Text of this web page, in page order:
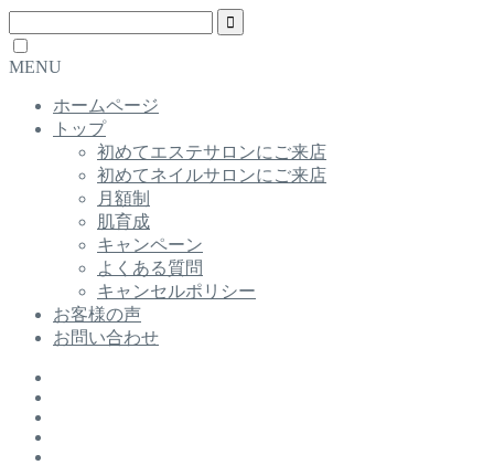
MENU
ホームページ
トップ
初めてエステサロンにご来店
初めてネイルサロンにご来店
月額制
肌育成
キャンペーン
よくある質問
キャンセルポリシー
お客様の声
お問い合わせ